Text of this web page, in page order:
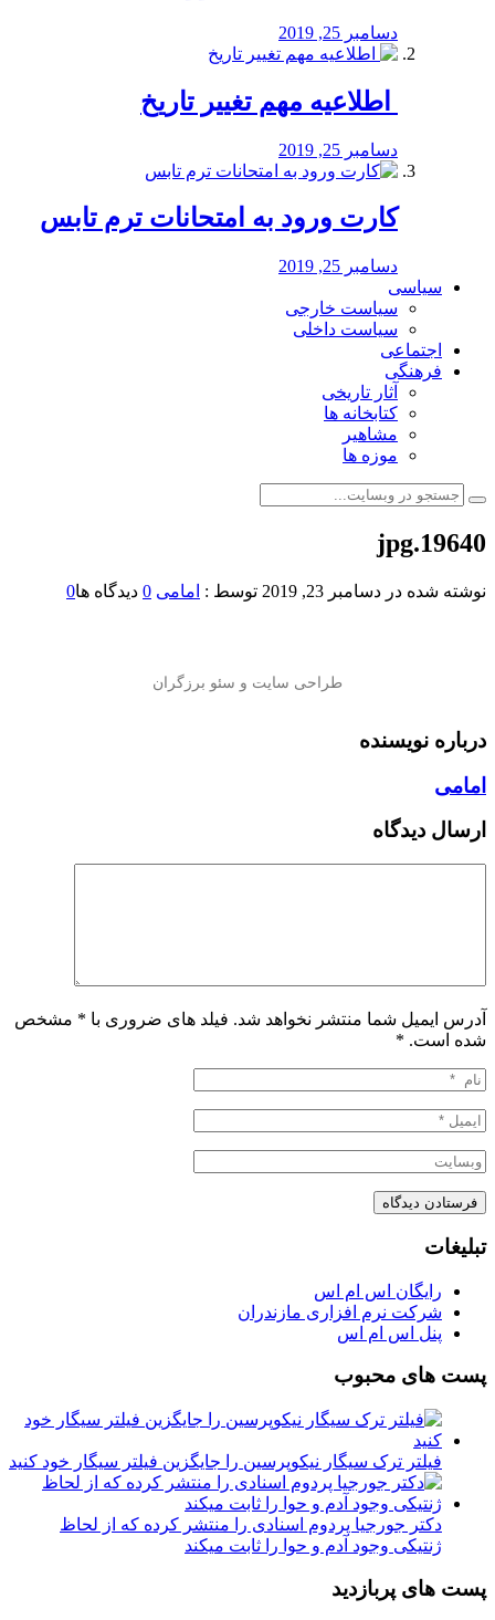
دسامبر 25, 2019
️ اطلاعیه مهم تغییر تاریخ
دسامبر 25, 2019
کارت ورود به امتحانات ترم تابس
دسامبر 25, 2019
سیاسی
سیاست خارجی
سیاست داخلی
اجتماعی
فرهنگی
آثار تاریخی
کتابخانه ها
مشاهیر
موزه ها
19640.jpg
نوشته شده در دسامبر 23, 2019 توسط : امامی 0 دیدگاه ها0
درباره نویسنده
امامی
ارسال دیدگاه
آدرس ایمیل شما منتشر نخواهد شد. فیلد های ضروری با * مشخص
شده است. *
تبلیغات
رایگان اس ام اس
شرکت نرم افزاری مازندران
پنل اس ام اس
پست های محبوب
فیلتر ترک سیگار نیکوپرسین را جایگزین فیلتر سیگار خود کنید
دکتر جورجیا پردوم اسنادی را منتشر کرده که از لحاظ
ژنتیکی وجود آدم و حوا را ثابت میکند
پست های پربازدید